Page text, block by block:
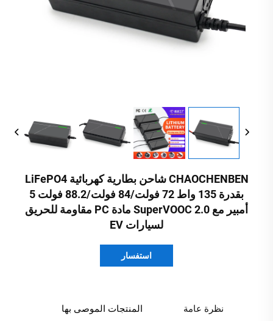
CHAOCHENBEN شاحن بطارية كهربائية LiFePO4
بقدرة 135 واط 72 فولت/84 فولت/88.2 فولت 5
أمبير مع SuperVOOC 2.0 مادة PC مقاومة للحريق
لسيارات EV
استفسار
نظرة عامة المنتجات الموصى بها